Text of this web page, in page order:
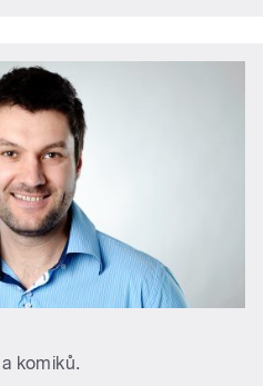
komiků.